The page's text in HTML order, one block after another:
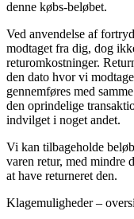
denne købs-beløbet.
Ved anvendelse af
modtaget fra dig, dog
returomkostninger.
den dato hvor vi
gennemføres med
den oprindelige
indvilget i noget andet.
Vi kan tilbageholde
varen retur, med mindre
at have returneret den.
Klagemuligheder –